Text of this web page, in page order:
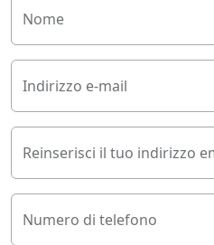
Nome
Indirizzo e-mail
Reinserisci il tuo indirizzo
Numero di telefono